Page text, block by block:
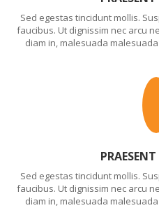
Sed egestas tincidunt mollis.
faucibus. Ut dignissim nec arcu
diam in, malesuada
Sed egestas tincidunt mollis.
faucibus. Ut dignissim nec arcu
diam in, malesuada